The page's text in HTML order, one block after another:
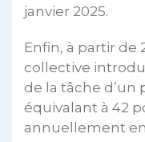
janvier 2025.
Enfin, à partir de
collective
de la tâche d’un
équivalant à 42
annuellement